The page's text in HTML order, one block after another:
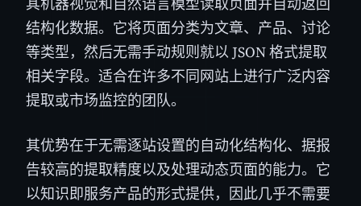
结构化数据。它将页面分类为文章、产品、讨论
等类型，然后无需手动规则就以 JSON 格式提取
相关字段。适合在许多不同网站上进行广泛内容
提取或市场监控的团队。
其优势在于无需逐站设置的自动化结构化、据报
告较高的提取精度以及处理动态页面的能力。它
以知识即服务产品的形式提供，因此几乎不需要